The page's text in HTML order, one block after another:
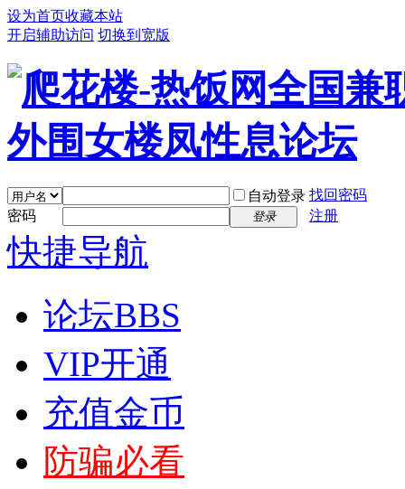
设为首页收藏本站
开启辅助访问 切换到宽版
自动登录 找回密码
密码
登录 注册
快捷导航
论坛BBS
VIP开通
充值金币
防骗必看